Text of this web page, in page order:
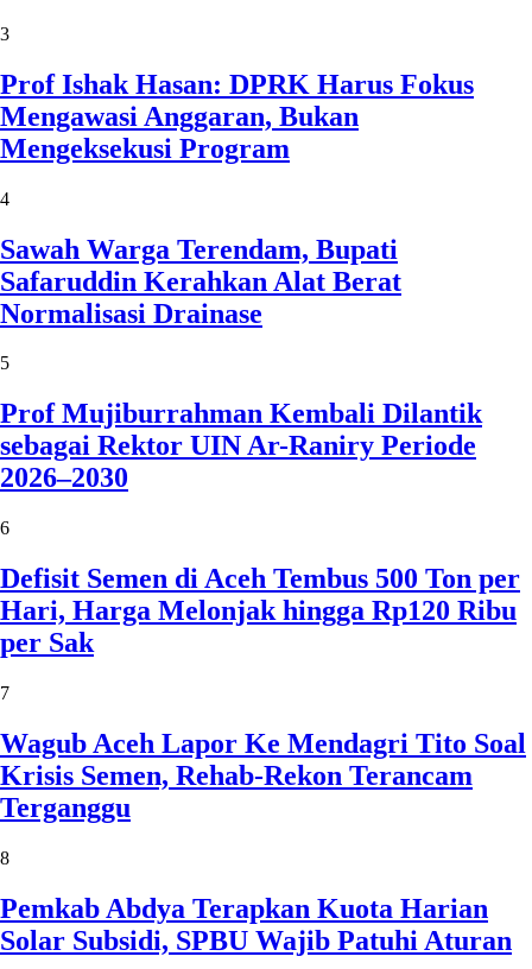
3
Prof Ishak Hasan: DPRK Harus Fokus
Mengawasi Anggaran, Bukan
Mengeksekusi Program
4
Sawah Warga Terendam, Bupati
Safaruddin Kerahkan Alat Berat
Normalisasi Drainase
5
Prof Mujiburrahman Kembali Dilantik
sebagai Rektor UIN Ar-Raniry Periode
2026–2030
6
Defisit Semen di Aceh Tembus 500 Ton per
Hari, Harga Melonjak hingga Rp120 Ribu
per Sak
7
Wagub Aceh Lapor Ke Mendagri Tito Soal
Krisis Semen, Rehab-Rekon Terancam
Terganggu
8
Pemkab Abdya Terapkan Kuota Harian
Solar Subsidi, SPBU Wajib Patuhi Aturan